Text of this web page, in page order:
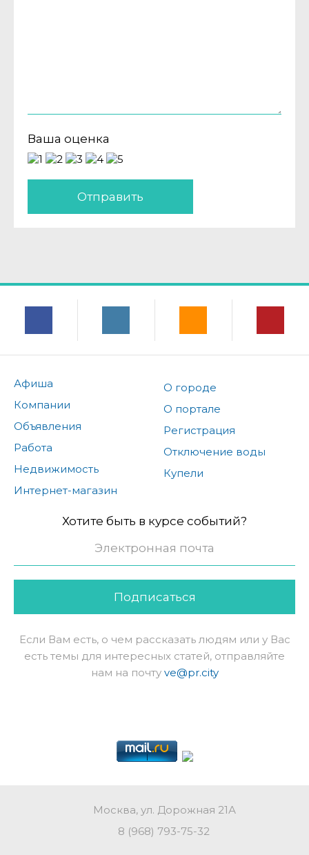
Ваша оценка
Отправить
Афиша
Компании
Объявления
Работа
Недвижимость
Интернет-магазин
О городе
О портале
Регистрация
Отключение воды
Купели
Хотите быть в курсе событий?
Подписаться
Если Вам есть, о чем рассказать людям или у Вас
есть темы для интересных статей, отправляйте
нам на почту ve@pr.city
Москва, ул. Дорожная 21А
8 (968) 793-75-32